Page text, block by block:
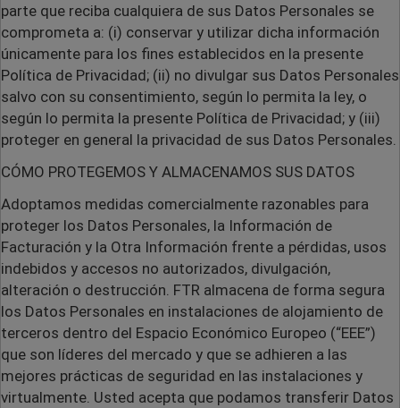
parte que reciba cualquiera de sus Datos Personales se
comprometa a: (i) conservar y utilizar dicha información
únicamente para los fines establecidos en la presente
Política de Privacidad; (ii) no divulgar sus Datos Personales
salvo con su consentimiento, según lo permita la ley, o
según lo permita la presente Política de Privacidad; y (iii)
proteger en general la privacidad de sus Datos Personales.
CÓMO PROTEGEMOS Y ALMACENAMOS SUS DATOS
Adoptamos medidas comercialmente razonables para
proteger los Datos Personales, la Información de
Facturación y la Otra Información frente a pérdidas, usos
indebidos y accesos no autorizados, divulgación,
alteración o destrucción. FTR almacena de forma segura
los Datos Personales en instalaciones de alojamiento de
terceros dentro del Espacio Económico Europeo (“EEE”)
que son líderes del mercado y que se adhieren a las
mejores prácticas de seguridad en las instalaciones y
virtualmente. Usted acepta que podamos transferir Datos